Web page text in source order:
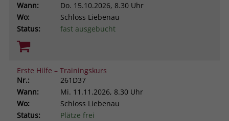
Wann:
Do. 15.10.2026, 8.30 Uhr
Wo:
Schloss Liebenau
Status:
fast ausgebucht
Erste Hilfe – Trainingskurs
Nr.:
261D37
Wann:
Mi. 11.11.2026, 8.30 Uhr
Wo:
Schloss Liebenau
Status:
Plätze frei